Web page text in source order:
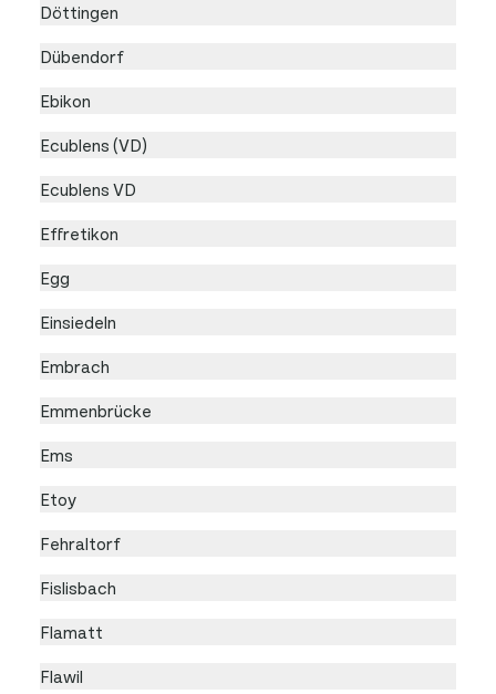
Döttingen
Dübendorf
Ebikon
Ecublens (VD)
Ecublens VD
Effretikon
Egg
Einsiedeln
Embrach
Emmenbrücke
Ems
Etoy
Fehraltorf
Fislisbach
Flamatt
Flawil